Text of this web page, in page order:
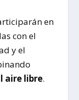
en
con el
y el
aire libre.